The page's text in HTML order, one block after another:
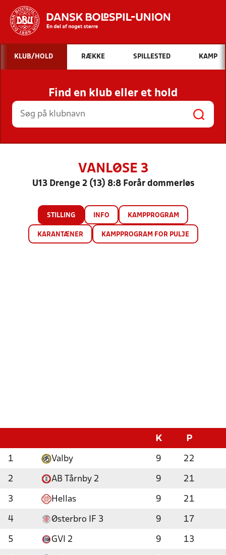
Hvad vil du søge efter?
INDHOLD OG NYHEDER
STILLINGER, RESULTATER, KLUBBER OG
HOLD
KLUB/HOLD RÆKKE SPILLESTED KAMP
Find en klub eller et hold
VANLØSE 3
U13 Drenge 2 (13) 8:8 Forår dommerløs
STILLING INFO KAMPPROGRAM
KARANTÆNER KAMPPROGRAM FOR PULJE
K P
1 Valby 9 22
2 AB Tårnby 2 9 21
3 Hellas 9 21
4 Østerbro IF 3 9 17
5 GVI 2 9 13